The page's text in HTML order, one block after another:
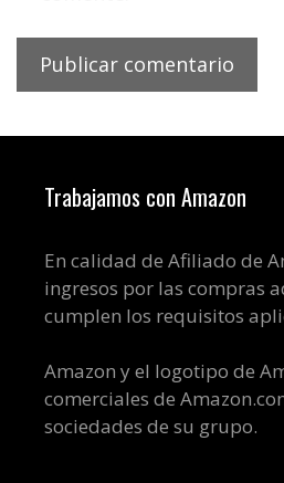
Trabajamos con Amazon
En calidad de Afiliado de
ingresos por las compras
cumplen los requisitos
Amazon y el logotipo de
comerciales de
sociedades de su grupo.